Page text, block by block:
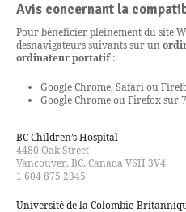
Avis concernant la
Pour bénéficier pleinement du site
desnavigateurs suivants sur un
ordinateur portatif:
Google Chrome, Safari ou
Google Chrome ou Firefox sur
BC Children’s Hospital
4480 Oak Street
Vancouver, BC, Canada V6H 3V4
1 604 875 2345
Université de la Colombie-